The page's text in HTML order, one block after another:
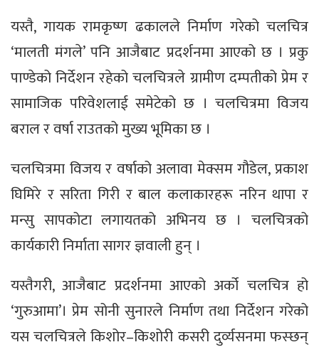
यस्तै, गायक रामकृष्ण ढकालले निर्माण गरेको चलचित्र
‘मालती मंगले’ पनि आजैबाट प्रदर्शनमा आएको छ । प्रकु
पाण्डेको निर्देशन रहेको चलचित्रले ग्रामीण दम्पतीको प्रेम र
सामाजिक परिवेशलाई समेटेको छ । चलचित्रमा विजय
बराल र वर्षा राउतको मुख्य भूमिका छ ।
चलचित्रमा विजय र वर्षाको अलावा मेक्सम गौडेल, प्रकाश
घिमिरे र सरिता गिरी र बाल कलाकारहरू नरिन थापा र
मन्सु सापकोटा लगायतको अभिनय छ । चलचित्रको
कार्यकारी निर्माता सागर ज्ञवाली हुन् ।
यस्तैगरी, आजैबाट प्रदर्शनमा आएको अर्को चलचित्र हो
‘गुरुआमा’। प्रेम सोनी सुनारले निर्माण तथा निर्देशन गरेको
यस चलचित्रले किशोर–किशोरी कसरी दुर्व्यसनमा फस्छन्